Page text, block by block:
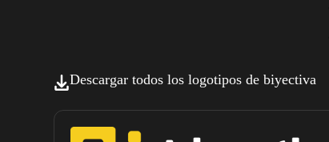
Descargar todos los logotipos de biyectiva